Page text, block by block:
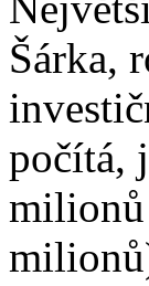
Šárka,
počítá,